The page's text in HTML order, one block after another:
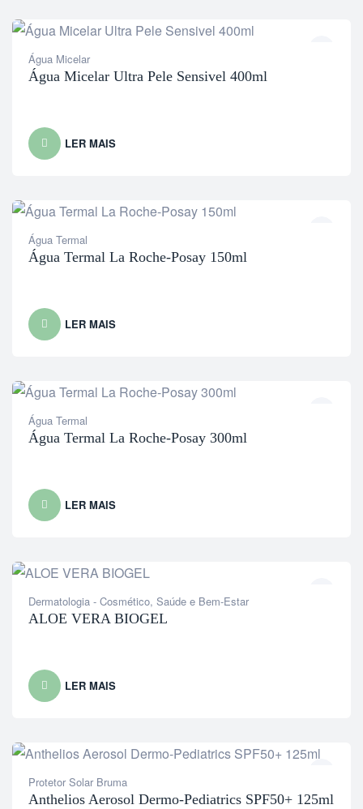
Água Micelar
Água Micelar Ultra Pele Sensivel 400ml
LER MAIS
Água Termal
Água Termal La Roche-Posay 150ml
LER MAIS
Água Termal
Água Termal La Roche-Posay 300ml
LER MAIS
Dermatologia - Cosmético, Saúde e Bem-Estar
ALOE VERA BIOGEL
LER MAIS
Protetor Solar Bruma
Anthelios Aerosol Dermo-Pediatrics SPF50+ 125ml